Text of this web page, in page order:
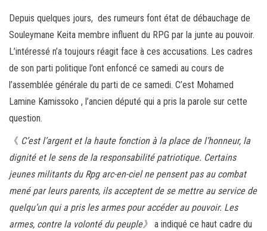
bo
ok
tt
er
ail ag
er
Depuis quelques jours, des rumeurs font état de débauchage de
Souleymane Keita membre influent du RPG par la junte au pouvoir.
L’intéressé n’a toujours réagit face à ces accusations. Les cadres
de son parti politique l’ont enfoncé ce samedi au cours de
l’assemblée générale du parti de ce samedi. C’est Mohamed
Lamine Kamissoko , l’ancien député qui a pris la parole sur cette
question.
《 C’est l’argent et la haute fonction à la place de l’honneur, la
dignité et le sens de la responsabilité patriotique. Certains
jeunes militants du Rpg arc-en-ciel ne pensent pas au combat
mené par leurs parents, ils acceptent de se mettre au service de
quelqu’un qui a pris les armes pour accéder au pouvoir. Les
armes, contre la volonté du peuple》 a indiqué ce haut cadre du